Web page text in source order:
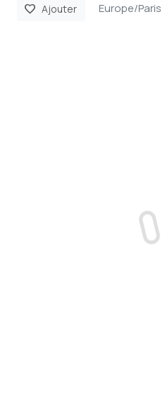
favorite Ajouter Europe/Paris